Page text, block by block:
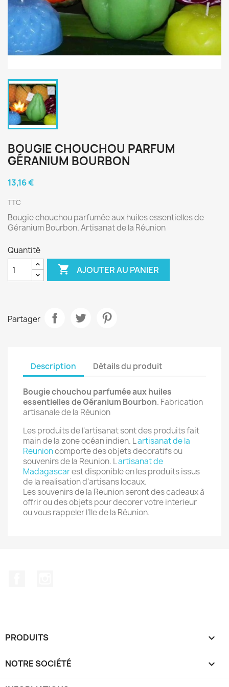
BOUGIE CHOUCHOU PARFUM
GÉRANIUM BOURBON
13,16 €
TTC
Bougie chouchou parfumée aux huiles essentielles de
Géranium Bourbon. Artisanat de la Réunion
Quantité
 AJOUTER AU PANIER
Partager
Description Détails du produit
Bougie chouchou parfumée aux huiles
essentielles de Géranium Bourbon. Fabrication
artisanale de la Réunion
Les produits de l'artisanat sont des produits fait
main de la zone océan indien. Lartisanat de la
Reunioncomporte des objets decoratifs ou
souvenirs de la Reunion. Lartisanat de
Madagascarest disponible en les produits issus
de la realisation d'artisans locaux.
Les souvenirs de la Reunion seront des cadeaux à
offrir ou des objets pour decorer votre interieur
ou vous rappeler l'Ile de la Réunion.
PRODUITS 
NOTRE SOCIÉTÉ 